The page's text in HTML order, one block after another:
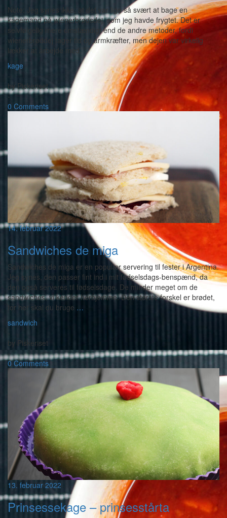
Note: Jeg synes ikke, at det var lige så svært at bage en
kagemand på wienerbrødsdej, som jeg havde frygtet. Det er
selvfølgelig mere omstændigt end de andre metoder, fordi
wienerbrøddej tager tid og armkræfter, men dejen var virkelig
lækker at arbejde med.
kage
-
byPiskeriset
-
0 Comments
14. februar 2022
Sandwiches de miga
Sandwiches de miga er en populær servering til fester i Argentina.
Jeg synes, den passer fint ind i mit fødselsdags-benspænd, da
den også serveres til fødselsdage. De minder meget om de
sandwiches, vi kender herhjemme. Den største forskel er brødet,
for her skal du bruge …
sandwich
-
by Piskeriset
-
0 Comments
13. februar 2022
Prinsessekage – prinsesstårta